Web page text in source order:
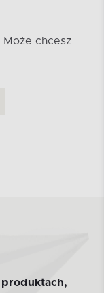
Może chcesz
produktach,